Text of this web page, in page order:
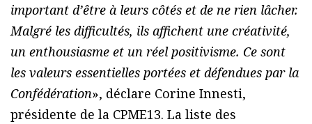
important d’être à leurs côtés et de ne rien lâcher.
Malgré les difficultés, ils affichent une créativité,
un enthousiasme et un réel positivisme. Ce sont
les valeurs essentielles portées et défendues par la
Confédération», déclare Corine Innesti,
présidente de la CPME13. La liste des